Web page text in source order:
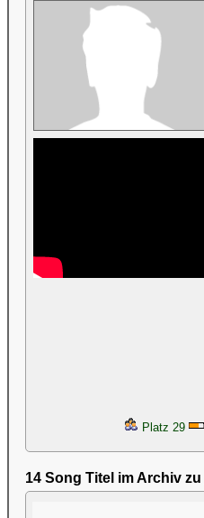
Platz 29
14 Song Titel im Archiv zu